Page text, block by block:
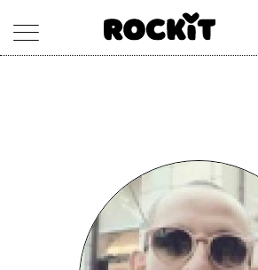
ARTISTI
CONCERTI
RADIO